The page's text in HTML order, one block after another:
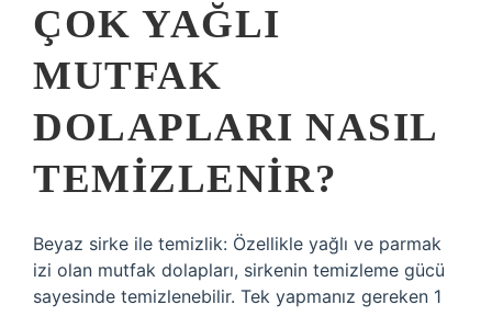
ÇOK YAĞLI
MUTFAK
DOLAPLARI NASIL
TEMIZLENIR?
Beyaz sirke ile temizlik: Özellikle yağlı ve parmak
izi olan mutfak dolapları, sirkenin temizleme gücü
sayesinde temizlenebilir. Tek yapmanız gereken 1